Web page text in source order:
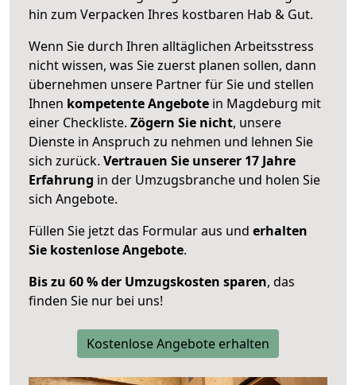
hin zum Verpacken Ihres kostbaren Hab & Gut.
Wenn Sie durch Ihren alltäglichen Arbeitsstress
nicht wissen, was Sie zuerst planen sollen, dann
übernehmen unsere Partner für Sie und stellen
Ihnen kompetente Angebote in Magdeburg mit
einer Checkliste. Zögern Sie nicht, unsere
Dienste in Anspruch zu nehmen und lehnen Sie
sich zurück. Vertrauen Sie unserer 17 Jahre
Erfahrung in der Umzugsbranche und holen Sie
sich Angebote.
Füllen Sie jetzt das Formular aus und erhalten
Sie kostenlose Angebote.
Bis zu 60 % der Umzugskosten sparen, das
finden Sie nur bei uns!
Kostenlose Angebote erhalten